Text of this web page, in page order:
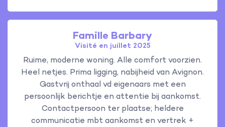
Famille Barbary
Visité en juillet 2025
Ruime, moderne woning. Alle comfort voorzien.
Heel netjes. Prima ligging, nabijheid van Avignon.
Gastvrij onthaal vd eigenaars met een
persoonlijk berichtje en attentie bij aankomst.
Contactpersoon ter plaatse; heldere
communicatie mbt aankomst en vertrek +